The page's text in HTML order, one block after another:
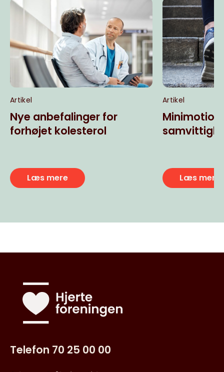
Artikel
Nye anbefalinger for
forhøjet kolesterol
Læs mere
Artikel
Læs mere
Telefon 70 25 00 00